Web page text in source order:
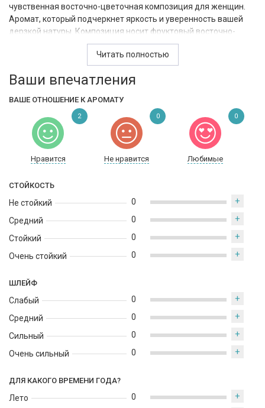
чувственная восточно-цветочная композиция для женщин.
Аромат, который подчеркнет яркость и уверенность вашей
дерзкой натуры. Композиция носит фруктовый восточно-
цветочный характер и создана для того, чтобы вдохновлять.
Это смелый, дерзкий и провокационный парфюм, в котором
сочетается две ароматных грани – цветочный благородный
аккорд красных роз и бархатные кремовые ноты. Первый
и шафран, а также богатых цветочных акцентов лепестков
болгарской розы и свежести розы центифолии. Второй
бархратно-кремовый аккорд состоит из мадагаскарской
ванили, мускусных оттенков амбретты, восточно-древесных
соблазнительных ароматов магнолии и жасмина.
Читать полностью
Ваши впечатления
ВАШЕ ОТНОШЕНИЕ К АРОМАТУ
Нравится Не нравится Любимые
2 0 0
СТОЙКОСТЬ
Не стойкий
Средний
Стойкий
Очень стойкий
0 +
0 +
0 +
0 +
ШЛЕЙФ
Слабый
Средний
Сильный
Очень сильный
0 +
0 +
0 +
0 +
ДЛЯ КАКОГО ВРЕМЕНИ ГОДА?
Лето 0 +